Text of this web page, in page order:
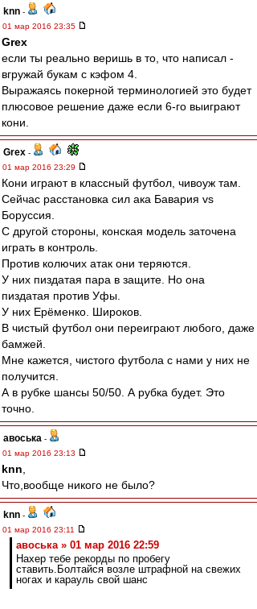
knn -
01 мар 2016 23:35
Grex
если ты реально веришь в то, что написал -
вгружай букам с кэфом 4.
Выражаясь покерной терминологией это будет
плюсовое решение даже если 6-го выиграют
кони.
Grex -
01 мар 2016 23:29
Кони играют в классный футбол, чивоуж там.
Сейчас расстановка сил ака Бавария vs
Боруссия.
С другой стороны, конская модель заточена
играть в контроль.
Против колючих атак они теряются.
У них пиздатая пара в защите. Но она
пиздатая против Уфы.
У них Ерёменко. Широков.
В чистый футбол они переиграют любого, даже
бамжей.
Мне кажется, чистого футбола с нами у них не
получится.
А в рубке шансы 50/50. А рубка будет. Это
точно.
авоська -
01 мар 2016 23:13
knn
Что,вообще никого не было?
knn -
01 мар 2016 23:11
авоська » 01 мар 2016 22:59
Нахер тебе рекорды по пробегу
ставить.Болтайся возле штрафной на свежих
ногах и карауль свой шанс